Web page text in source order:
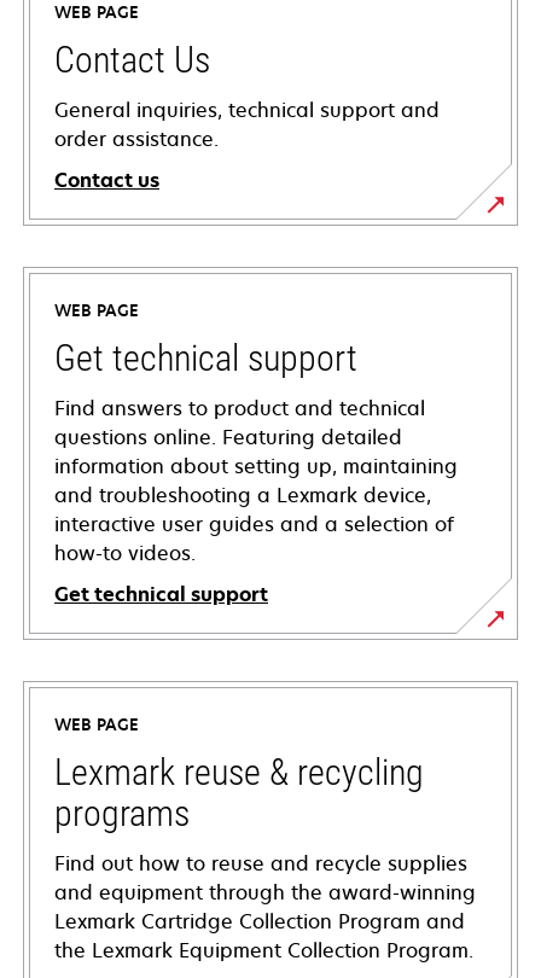
WEB PAGE
Contact Us
General inquiries, technical support and
order assistance.
Contact us
WEB PAGE
Get technical support
Find answers to product and technical
questions online. Featuring detailed
information about setting up, maintaining
and troubleshooting a Lexmark device,
interactive user guides and a selection of
how-to videos.
Get technical support
opens
in
new
tab
WEB PAGE
Lexmark reuse & recycling
programs
Find out how to reuse and recycle supplies
and equipment through the award-winning
Lexmark Cartridge Collection Program and
the Lexmark Equipment Collection Program.